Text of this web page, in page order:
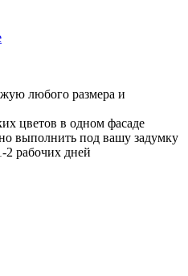
любого размера и
цветов в одном фасаде
выполнить под вашу задумку
2 рабочих дней